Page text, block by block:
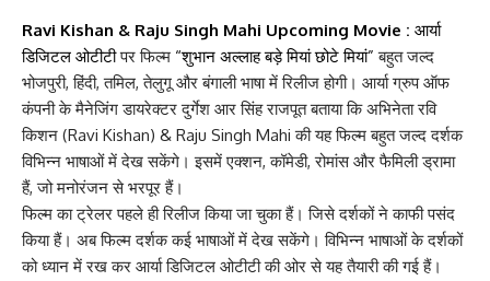
Ravi Kishan & Raju Singh Mahi Upcoming Movie : आर्या
डिजिटल ओटीटीपर फिल्म “शुभान अल्लाह बड़े मियां छोटे मियां”बहुत जल्द
भोजपुरी, हिंदी, तमिल, तेलुगू और बंगाली भाषा में रिलीज होगी। आर्या ग्रुप ऑफ
कंपनी के मैनेजिंग डायरेक्टर दुर्गेश आर सिंह राजपूत बताया कि अभिनेता रवि
किशन (Ravi Kishan) & Raju Singh Mahi की यह फिल्म बहुत जल्द दर्शक
विभिन्न भाषाओं में देख सकेंगे। इसमें एक्शन, कॉमेडी, रोमांस और फैमिली ड्रामा
हैं, जो मनोरंजन से भरपूर हैं।
फिल्म का ट्रेलर पहले ही रिलीज किया जा चुका हैं। जिसे दर्शकों ने काफी पसंद
किया हैं। अब फिल्म दर्शक कई भाषाओं में देख सकेंगे। विभिन्न भाषाओं के दर्शकों
को ध्यान में रख कर आर्या डिजिटल ओटीटी की ओर से यह तैयारी की गई हैं।